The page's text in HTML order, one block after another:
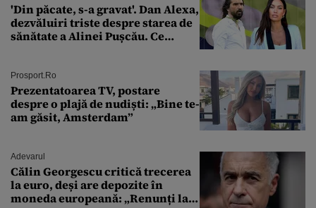
'Din păcate, s-a gravat'. Dan Alexa,
dezvăluiri triste despre starea de
sănătate a Alinei Pușcău. Ce
Prosport.ro
Prezentatoarea TV, postare
despre o plajă de nudiști: „Bine te-
am găsit, Amsterdam”
Adevarul
Călin Georgescu critică trecerea
la euro, deși are depozite în
moneda europeană: „Renunți la